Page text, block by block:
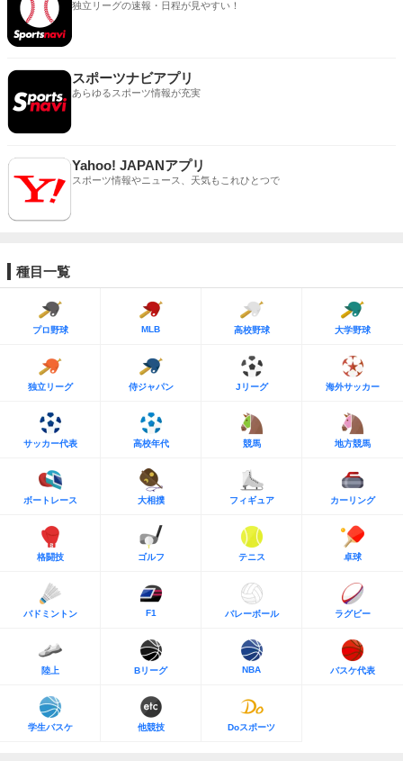
独立リーグの速報・日程が見やすい！
スポーツナビアプリ
あらゆるスポーツ情報が充実
Yahoo! JAPANアプリ
スポーツ情報やニュース、天気もこれひとつで
種目一覧
プロ野球 MLB 高校野球 大学野球
独立リーグ 侍ジャパン Jリーグ 海外サッカー
サッカー代表 高校年代 競馬 地方競馬
ボートレース 大相撲 フィギュア カーリング
格闘技 ゴルフ テニス 卓球
バドミントン F1 バレーボール ラグビー
陸上 Bリーグ NBA バスケ代表
学生バスケ 他競技 Doスポーツ